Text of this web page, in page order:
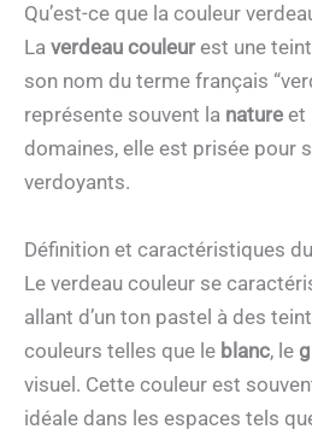
Qu’est-ce que la couleur
La verdeau couleurest une
son nom du terme français
représente souvent la nature et
domaines, elle est prisée pour
verdoyants.
Définition et caractéristiques
Le verdeau couleur se
allant d’un ton pastel à des
couleurs telles que le blanc, le
visuel. Cette couleur est
idéale dans les espaces tels